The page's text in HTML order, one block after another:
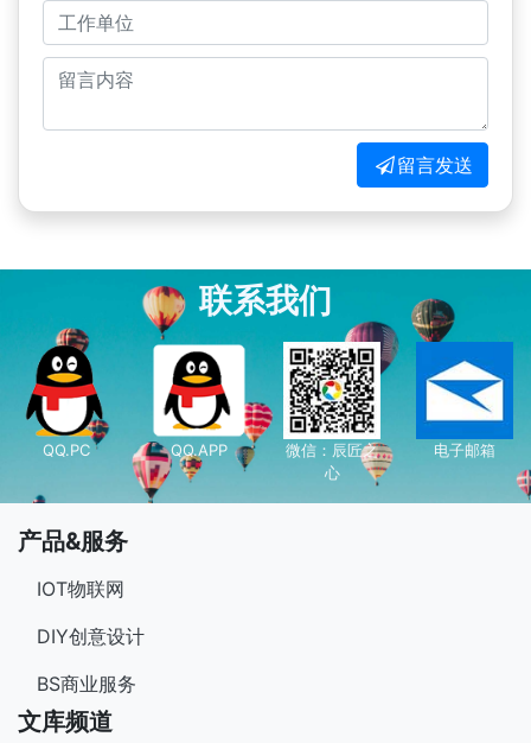
留言发送
联系我们
QQ.PC QQ.APP
微信：辰匠之
心
电子邮箱
产品&服务
IOT物联网
DIY创意设计
BS商业服务
文库频道